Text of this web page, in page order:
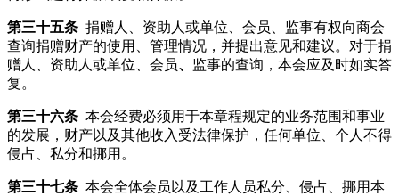
第三十五条 捐赠人、资助人或单位、会员、监事有权向商会
查询捐赠财产的使用、管理情况，并提出意见和建议。对于捐
赠人、资助人或单位、会员、 监事的查询，本会应及时如实答
复。
第三十六条 本会经费必须用于本章程规定的业务范围和事业
的发展，财产以及其他收入受法律保护，任何单位、个人不得
侵占、私分和挪用。
第三十七条 本会全体会员以及工作人员私分、侵占、挪用本